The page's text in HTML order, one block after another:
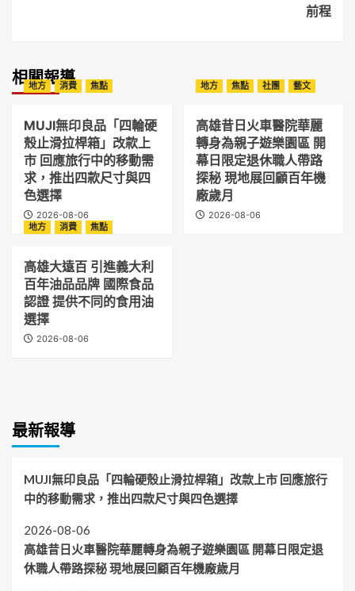
前程
相關報導
地方 消費 焦點
MUJI無印良品「四輪硬
殼止滑拉桿箱」改款上
市 回應旅行中的移動需
求，推出四款尺寸與四
色選擇
2026-08-06
地方 焦點 社團 藝文
高雄昔日火車醫院華麗
轉身為親子遊樂園區 開
幕日限定退休職人帶路
探秘 現地展回顧百年機
廠歲月
2026-08-06
地方
消費 焦點
高雄大遠百 引進義大利
百年油品品牌 國際食品
認證 提供不同的食用油
選擇
2026-08-06
最新報導
MUJI無印良品「四輪硬殼止滑拉桿箱」改款上市 回應旅行
中的移動需求，推出四款尺寸與四色選擇
2026-08-06
高雄昔日火車醫院華麗轉身為親子遊樂園區 開幕日限定退
休職人帶路探秘 現地展回顧百年機廠歲月